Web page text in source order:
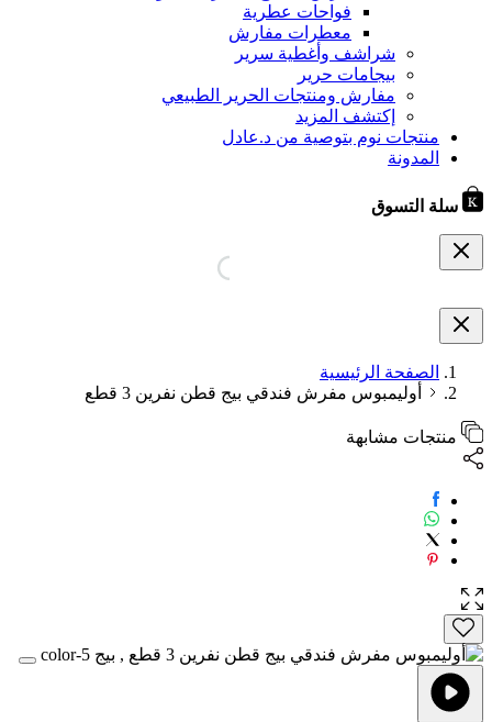
فواحات عطرية
معطرات مفارش
شراشف وأغطية سرير
بيجامات حرير
مفارش ومنتجات الحرير الطبيعي
إكتشف المزيد
منتجات نوم بتوصية من د.عادل
المدونة
سلة التسوق
الصفحة الرئيسية
أوليمبوس مفرش فندقي بيج قطن نفرين 3 قطع
منتجات مشابهة